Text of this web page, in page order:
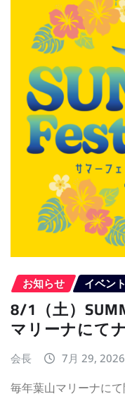
お知らせ イベント
8/1（土）
マリーナにて
会長 7月 29, 2026
毎年葉山マリーナに